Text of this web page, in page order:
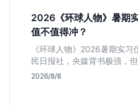
2026《环球人物》暑期
值不值得冲？
《环球人物》2026暑期实习
民日报社，央媒背书极强，
适合追求高含金量简历、能
2026/8/8